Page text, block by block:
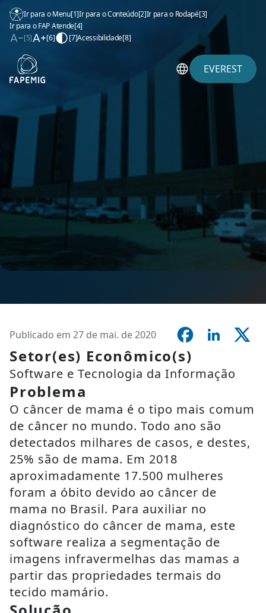
Ir para o Menu[1]Ir para o Conteúdo[2]Ir para o Rodapé[3]
Ir para o FAP Atende[4]
[5]
[6] [7]Acessibilidade[8]
EVEREST
Publicado em 27 de mai. de 2020
Setor(es) Econômico(s)
Software e Tecnologia da Informação
Problema
O câncer de mama é o tipo mais comum
de câncer no mundo. Todo ano são
detectados milhares de casos, e destes,
25% são de mama. Em 2018
aproximadamente 17.500 mulheres
foram a óbito devido ao câncer de
mama no Brasil. Para auxiliar no
diagnóstico do câncer de mama, este
software realiza a segmentação de
imagens infravermelhas das mamas a
partir das propriedades termais do
tecido mamário.